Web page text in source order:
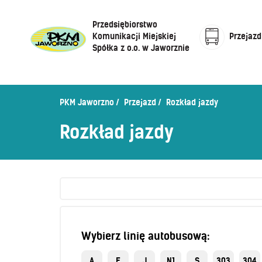
Przedsiębiorstwo
Komunikacji Miejskiej
Spółka z o.o. w Jaworznie
Przejazd
Rozkład jazdy
Zaplanuj podróż –
Sprzedaż biletów u kierowców
PKM Jaworzno Przejazd Rozkład jazdy
Rozkład jazdy
Wybierz linię autobusową: